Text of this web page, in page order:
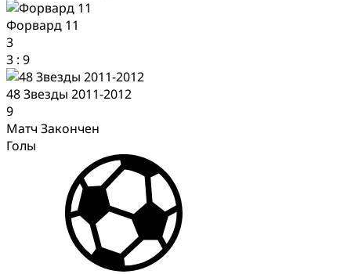
Форвард 11
3
3 : 9
48 Звезды 2011-2012
9
Матч Закончен
Голы